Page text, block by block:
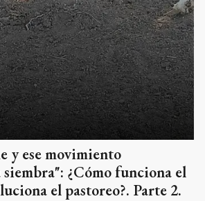
y ese movimiento
siembra": ¿Cómo funciona el
el pastoreo?. Parte 2.